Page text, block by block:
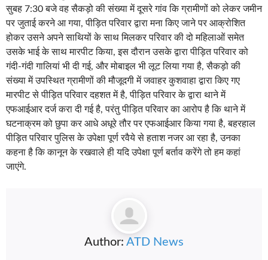
सुबह 7:30 बजे वह सैकड़ो की संख्या में दूसरे गांव कि ग्रामीणों को लेकर जमीन
पर जुताई करने आ गया, पीड़ित परिवार द्वारा मना किए जाने पर आक्रोशित
होकर उसने अपने साथियों के साथ मिलकर परिवार की दो महिलाओं समेत
उसके भाई के साथ मारपीट किया, इस दौरान उसके द्वारा पीड़ित परिवार को
गंदी-गंदी गालियां भी दी गई, और मोबाइल भी लूट लिया गया है, सैकड़ो की
संख्या में उपस्थित ग्रामीणों की मौजूदगी में जवाहर कुशवाहा द्वारा किए गए
मारपीट से पीड़ित परिवार दहशत में है, पीड़ित परिवार के द्वारा थाने में
एफआईआर दर्ज करा दी गई है, परंतु पीड़ित परिवार का आरोप है कि थाने में
घटनाक्रम को छुपा कर आधे अधूरे तौर पर एफआईआर किया गया है, बहरहाल
पीड़ित परिवार पुलिस के उपेक्षा पूर्ण रवैये से हताश नजर आ रहा है, उनका
कहना है कि कानून के रखवाले ही यदि उपेक्षा पूर्ण बर्ताव करेंगे तो हम कहां
जाएंगे.
Author: ATD News